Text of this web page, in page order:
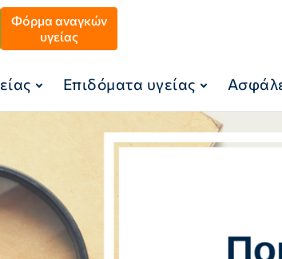
Φόρμα αναγκών
υγείας
Επιδόματα υγείας